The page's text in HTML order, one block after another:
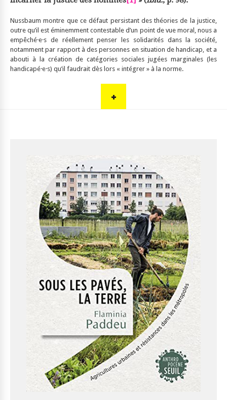
Nussbaum montre que ce défaut persistant des théories de la justice,
outre qu’il est éminemment contestable d’un point de vue moral, nous a
empêché·e·s de réellement penser les solidarités dans la société,
notamment par rapport à des personnes en situation de handicap, et a
abouti à la création de catégories sociales jugées marginales (les
handicapé·e·s) qu’il faudrait dès lors « intégrer » à la norme.